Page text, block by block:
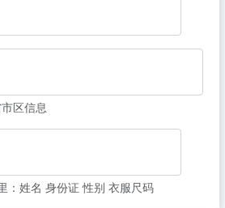
区信息
：姓名 身份证 性别 衣服尺码